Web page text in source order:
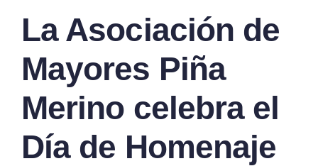
La Asociación de
Mayores Piña
Merino celebra el
Día de Homenaje